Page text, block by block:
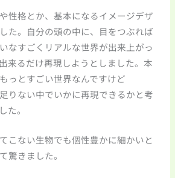
性格とか、基本になるイメージデザ
た。自分の頭の中に、目をつぶれば
なすごくリアルな世界が出来上がっ
来るだけ再現しようとしました。本
っとすごい世界なんですけど
りない中でいかに再現できるかと考
た。
こない生物でも個性豊かに細かいと
驚きました。